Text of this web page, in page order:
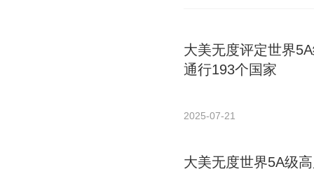
大美无度评定世界
通行193个国家
2025-07-21
大美无度世界5A级